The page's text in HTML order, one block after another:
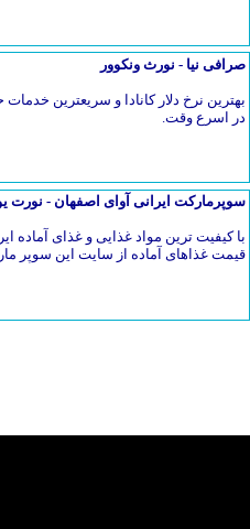
صرافی نیا - نورث ونکوور
بهترین نرخ دلار کانادا و سریعترین خدمات
در اسرع وقت.
سوپرمارکت ایرانی آوای اصفهان - نورت
با کیفیت ترین مواد غذایی و غذای
قیمت غذاهای آماده از سایت این سوپر